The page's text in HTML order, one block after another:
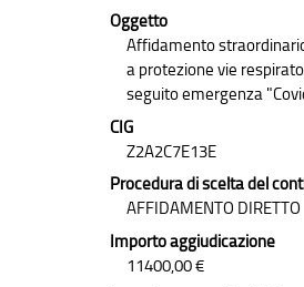
Oggetto
Affidamento
a protezione vie
seguito emergenza
CIG
Z2A2C7E13E
Procedura di scelta del
AFFIDAMENTO DIRETTO
Importo aggiudicazione
11400,00 €